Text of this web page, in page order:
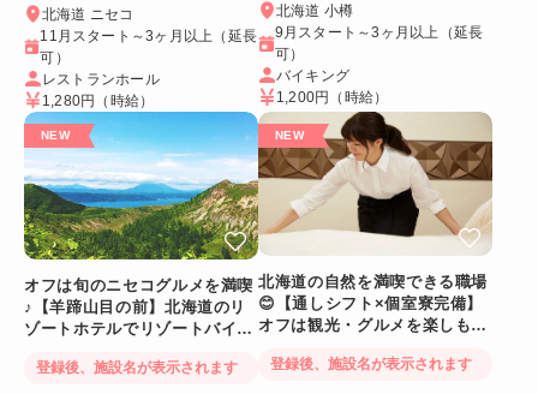
北海道 ニセコ
11月スタート～3ヶ月以上（延長
可）
レストランホール
1,280円 （時給）
北海道 小樽
9月スタート～3ヶ月以上（延長
可）
バイキング
1,200円 （時給）
オフは旬のニセコグルメを満喫
♪【羊蹄山目の前】北海道のリ
ゾートホテルでリゾートバイト
登録後、施設名が表示されます
北海道の自然を満喫できる職場
😊【通しシフト×個室寮完備】
オフは観光・グルメを楽しも
登録後、施設名が表示されます